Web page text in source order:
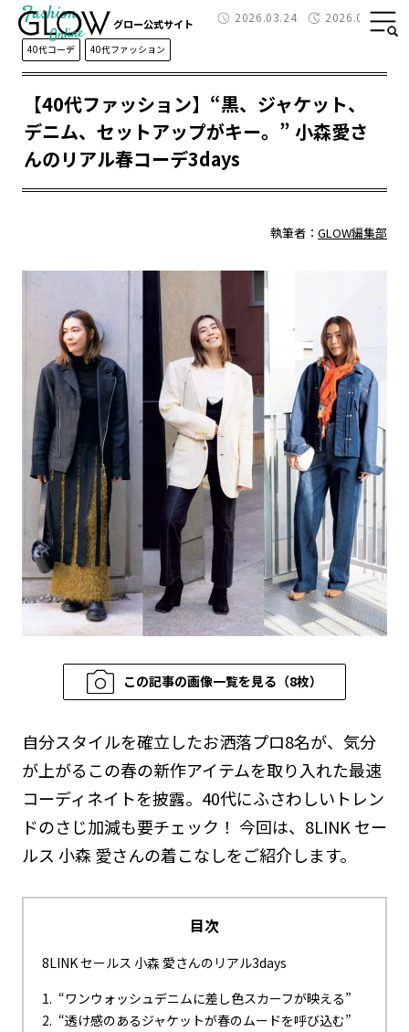
グロー公式サイト 2026.03.24 2026.03.26
Fashion
40代コーデ 40代ファッション
【40代ファッション】“黒、ジャケット、
デニム、セットアップがキー。” 小森愛さ
んのリアル春コーデ3days
執筆者：GLOW編集部
この記事の画像一覧を見る（8枚）
自分スタイルを確立したお洒落プロ8名が、気分
が上がるこの春の新作アイテムを取り入れた最速
コーディネイトを披露。40代にふさわしいトレン
ドのさじ加減も要チェック！ 今回は、8LINK セー
ルス 小森 愛さんの着こなしをご紹介します。
目次
8LINK セールス 小森 愛さんのリアル3days
“ワンウォッシュデニムに差し色スカーフが映える”
“透け感のあるジャケットが春のムードを呼び込む”